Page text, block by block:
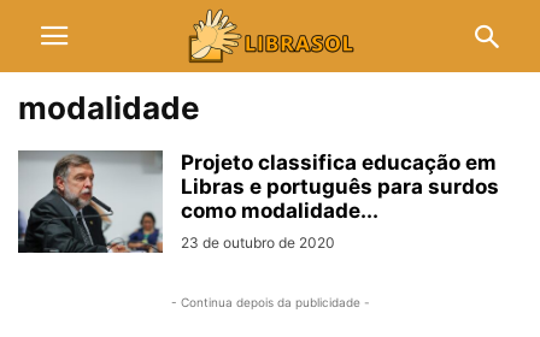
modalidade
Projeto classifica educação em
Libras e português para surdos
como modalidade...
23 de outubro de 2020
- Continua depois da publicidade -